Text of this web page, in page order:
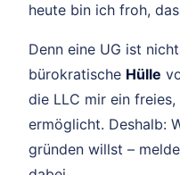
heute bin ich froh,
Denn eine UG ist
bürokratische Hülle
die LLC mir ein
ermöglicht. Deshalb:
gründen willst –